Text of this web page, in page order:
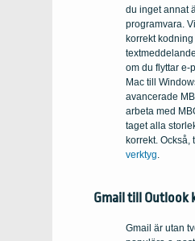
du inget annat
programvara.
korrekt
om du flyttar e-
Mac till
avancerade
arbeta med
taget alla
korrekt. Också,
verktyg
Gmail till Outlook
Gmail är utan